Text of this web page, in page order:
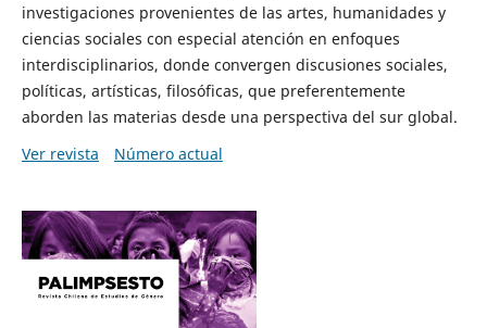
investigaciones provenientes de las artes, humanidades y
ciencias sociales con especial atención en enfoques
interdisciplinarios, donde convergen discusiones sociales,
políticas, artísticas, filosóficas, que preferentemente
aborden las materias desde una perspectiva del sur global.
Ver revista
Número actual